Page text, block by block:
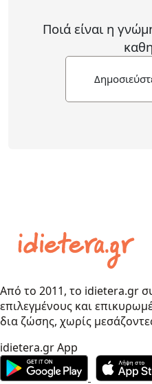
Ποιά είναι η
Από το 2011, το idietera.gr
επιλεγμένους και
δια ζώσης, χωρίς
idietera.gr App